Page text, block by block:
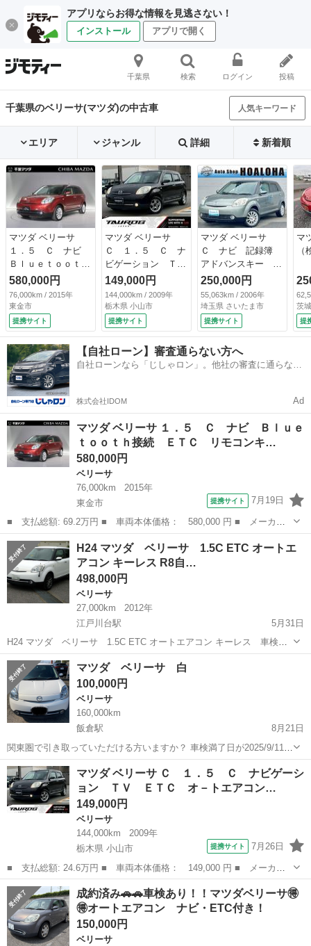
アプリならお得な情報を見逃さない！
インストール アプリで開く
千葉県 検索 ログイン 投稿
千葉県のベリーサ(マツダ)の中古車 人気キーワード
エリア ジャンル 詳細 新着順
マツダ ベリーサ
１．５ Ｃ ナビ
Ｂｌｕｅｔｏｏｔｈ
接続 ＥＴＣ リモ
コンキー アドバン
スキー パワステ
助手席エアバッグ
運転席エアバッグ
キーフリー アル
ミ パワーウイン
ド 地デジフルセ
グ ナビＴＶ ＡＢ
Ｓ ＥＴＣ付 ＡＣ
（車検整備付）
580,000円
76,000km / 2015年
東金市
提携サイト
マツダ ベリーサ
Ｃ １．５ Ｃ ナ
ビゲーション Ｔ
Ｖ ＥＴＣ オ－ト
エアコン パワ－ス
テアリング パワー
ウインドウ 電動格
納ミラ－（ラディア
ントエボニーマイ
カ） （検8.10）
149,000円
144,000km / 2009年
栃木県 小山市
提携サイト
マツダ ベリーサ
Ｃ ナビ 記録簿
アドバンスキー 社
外アルミ ＥＴＣ
取説 スペアキー
タイミングチェー
ン フォグライト
オートエアコン Ｉ
ＳＯＦＩＸ （検
9.5）
250,000円
55,063km / 2006年
埼玉県 さいたま市
提携サイト
マ
茨
提
【自社ローン】審査通らない方へ
自社ローンなら「じしゃロン」。他社の審査に通らなか
株式会社IDOM Ad
マツダ ベリーサ １．５ Ｃ ナビ Ｂｌｕｅ
ｔｏｏｔｈ接続 ＥＴＣ リモコンキ…
580,000円
ベリーサ
76,000km
2015年
東金市
提携サイト 7月19日
■ 支払総額: 69.2万円 ■ 車両本体価格： 580,000 円 ■ メーカー
名： マツダ ■ 車種名： ベリーサ ■ グレード名： １．５
Ｃ ナビ Ｂｌｕｅｔｏｏｔｈ接続 ＥＴＣ リモコンキー アドバ
ンスキー パワ...
千葉 東金市 ベリーサ
H24 マツダ ベリーサ 1.5C ETC オートエ
アコン キーレス R8自…
498,000円
ベリーサ
27,000km
2012年
江戸川台駅
5月31日
H24 マツダ ベリーサ 1.5C ETC オートエアコン キーレス 車検９
年１月 R8自税込 ☆下取強化中☆ 下取車があればお伝え下さい。どん
な車でも高価下取に自信があります♪ 買取のみでも高く買い取りま
す。 ...
千葉 流山市 江戸川台駅 ベリーサ
マツダ ベリーサ 白
100,000円
ベリーサ
160,000km
飯倉駅
8月21日
関東圏で引き取っていただける方いますか？ 車検満了日が2025/9/11な
ので、9月7日に引き取っていただける方のもとへ私が自分で運転して
送ります。 走行距離は16万キロ弱走っております。
千葉 匝瑳市 飯倉駅 ベリーサ
マツダ ベリーサ Ｃ １．５ Ｃ ナビゲーシ
ョン ＴＶ ＥＴＣ オ－トエアコン…
149,000円
ベリーサ
144,000km
2009年
栃木県 小山市
提携サイト 7月26日
■ 支払総額: 24.6万円 ■ 車両本体価格： 149,000 円 ■ メーカー
名： マツダ ■ 車種名： ベリーサ ■ グレード名： Ｃ １．
５ Ｃ ナビゲーション ＴＶ ＥＴＣ オ－トエアコン パワ－ス
テアリング パ...
栃木 小山市 ベリーサ
成約済み🚗🚗車検あり！！マツダベリーサ🉐
🉐オートエアコン ナビ・ETC付き！
150,000円
ベリーサ